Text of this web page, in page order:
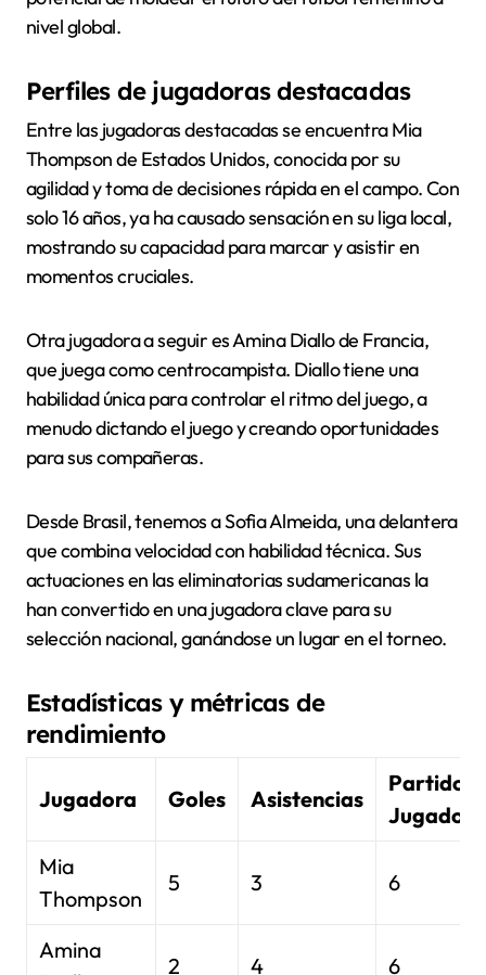
nivel global.
Perfiles de jugadoras destacadas
Entre las jugadoras destacadas se encuentra Mia
Thompson de Estados Unidos, conocida por su
agilidad y toma de decisiones rápida en el campo. Con
solo 16 años, ya ha causado sensación en su liga local,
mostrando su capacidad para marcar y asistir en
momentos cruciales.
Otra jugadora a seguir es Amina Diallo de Francia,
que juega como centrocampista. Diallo tiene una
habilidad única para controlar el ritmo del juego, a
menudo dictando el juego y creando oportunidades
para sus compañeras.
Desde Brasil, tenemos a Sofia Almeida, una delantera
que combina velocidad con habilidad técnica. Sus
actuaciones en las eliminatorias sudamericanas la
han convertido en una jugadora clave para su
selección nacional, ganándose un lugar en el torneo.
Estadísticas y métricas de
rendimiento
Jugadora Goles Asistencias
Partidos
Jugados
Mia
Thompson
5 3 6
Amina
2 4 6